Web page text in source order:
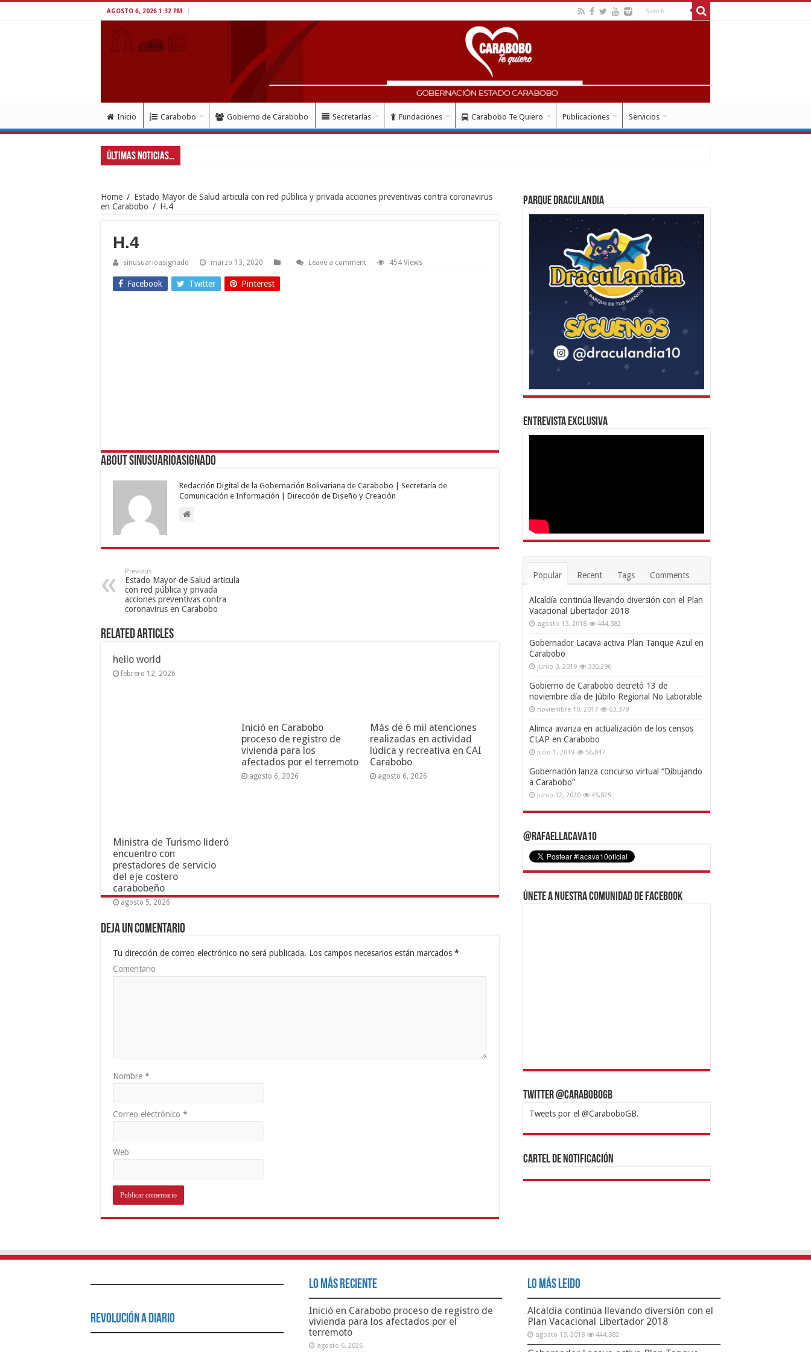
AGOSTO 6, 2026 1:32 PM
Inicio Carabobo Gobierno de Carabobo Secretarías Fundaciones Carabobo Te Quiero Publicaciones Servicios
Últimas Noticias...
Home / Estado Mayor de Salud articula con red pública y privada acciones preventivas contra coronavirus
en Carabobo / H.4
H.4
sinusuarioasignado marzo 13, 2020 Leave a comment 454 Views
Facebook Twitter Pinterest
About sinusuarioasignado
Redacción Digital de la Gobernación Bolivariana de Carabobo | Secretaría de
Comunicación e Información | Dirección de Diseño y Creación
Previous
Estado Mayor de Salud articula
con red pública y privada
acciones preventivas contra
coronavirus en Carabobo
Related Articles
hello world
febrero 12, 2026
Inició en Carabobo
proceso de registro de
vivienda para los
afectados por el terremoto
agosto 6, 2026
Más de 6 mil atenciones
realizadas en actividad
lúdica y recreativa en CAI
Carabobo
agosto 6, 2026
Ministra de Turismo lideró
encuentro con
prestadores de servicio
del eje costero
carabobeño
agosto 5, 2026
Deja un comentario
Tu dirección de correo electrónico no será publicada. Los campos necesarios están marcados *
Comentario
Nombre *
Correo electrónico *
Web
Parque Draculandia
Entrevista Exclusiva
Popular Recent Tags Comments
Alcaldía continúa llevando diversión con el Plan
Vacacional Libertador 2018
agosto 13, 2018 444,382
Gobernador Lacava activa Plan Tanque Azul en
Carabobo
junio 3, 2019 330,296
Gobierno de Carabobo decretó 13 de
noviembre día de Júbilo Regional No Laborable
noviembre 10, 2017 63,379
Alimca avanza en actualización de los censos
CLAP en Carabobo
julio 1, 2019 56,847
Gobernación lanza concurso virtual “Dibujando
a Carabobo”
junio 12, 2020 45,829
@RafaelLacava10
Únete a nuestra comunidad de Facebook
Twitter @CaraboboGB
Tweets por el @CaraboboGB.
1xbetBetturkeyBetistKralbetSupertotobetTipobet
https://mvbcasino.com/
Cartel de Notificación
Revolución a Diario
Lo Más Reciente
Inició en Carabobo proceso de registro de
vivienda para los afectados por el
terremoto
agosto 6, 2026
Lo Más Leido
Alcaldía continúa llevando diversión con el
Plan Vacacional Libertador 2018
agosto 13, 2018 444,382